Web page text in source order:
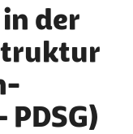
der